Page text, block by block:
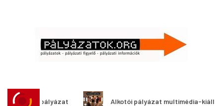
Alkotói pályázat multimédia-kiállításhoz